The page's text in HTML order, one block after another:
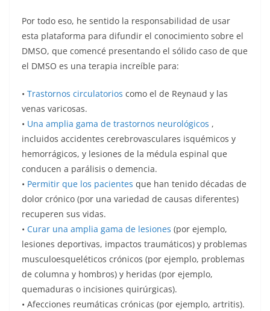
Por todo eso, he sentido la responsabilidad de usar
esta plataforma para difundir el conocimiento sobre el
DMSO, que comencé presentando el sólido caso de que
el DMSO es una terapia increíble para:
• Trastornos circulatorios como el de Reynaud y las
venas varicosas.
• Una amplia gama de trastornos neurológicos ,
incluidos accidentes cerebrovasculares isquémicos y
hemorrágicos, y lesiones de la médula espinal que
conducen a parálisis o demencia.
• Permitir que los pacientes que han tenido décadas de
dolor crónico (por una variedad de causas diferentes)
recuperen sus vidas.
• Curar una amplia gama de lesiones (por ejemplo,
lesiones deportivas, impactos traumáticos) y problemas
musculoesqueléticos crónicos (por ejemplo, problemas
de columna y hombros) y heridas (por ejemplo,
quemaduras o incisiones quirúrgicas).
• Afecciones reumáticas crónicas (por ejemplo, artritis).